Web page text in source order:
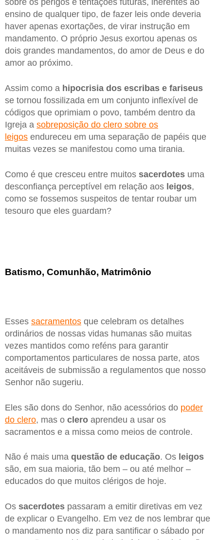
sobre os perigos e tentações futuras, inerentes ao
ensino de qualquer tipo, de fazer leis onde deveria
haver apenas exortações, de virar instrução em
mandamento. O próprio Jesus exortou apenas os
dois grandes mandamentos, do amor de Deus e do
amor ao próximo.
Assim como a hipocrisia dos escribas e fariseus
se tornou fossilizada em um conjunto inflexível de
códigos que oprimiam o povo, também dentro da
Igreja a sobreposição do clero sobre os
leigos endureceu em uma separação de papéis que
muitas vezes se manifestou como uma tirania.
Como é que cresceu entre muitos sacerdotes uma
desconfiança perceptível em relação aos leigos,
como se fossemos suspeitos de tentar roubar um
tesouro que eles guardam?
Batismo, Comunhão, Matrimônio
Esses sacramentos que celebram os detalhes
ordinários de nossas vidas humanas são muitas
vezes mantidos como reféns para garantir
comportamentos particulares de nossa parte, atos
aceitáveis de submissão a regulamentos que nosso
Senhor não sugeriu.
Eles são dons do Senhor, não acessórios do poder
do clero, mas o clero aprendeu a usar os
sacramentos e a missa como meios de controle.
Não é mais uma questão de educação. Os leigos
são, em sua maioria, tão bem – ou até melhor –
educados do que muitos clérigos de hoje.
Os sacerdotes passaram a emitir diretivas em vez
de explicar o Evangelho. Em vez de nos lembrar que
o mandamento nos diz para santificar o sábado por